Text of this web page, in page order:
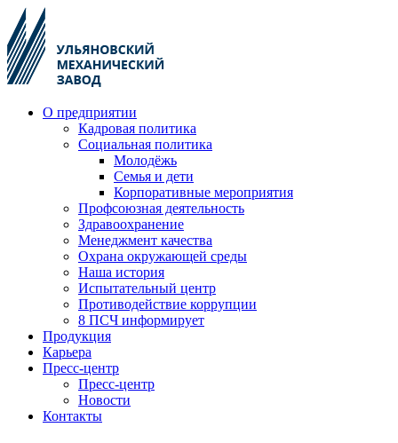
О предприятии
Кадровая политика
Социальная политика
Молодёжь
Семья и дети
Корпоративные мероприятия
Профсоюзная деятельность
Здравоохранение
Менеджмент качества
Охрана окружающей среды
Наша история
Испытательный центр
Противодействие коррупции
8 ПСЧ информирует
Продукция
Карьера
Пресс-центр
Пресс-центр
Новости
Контакты